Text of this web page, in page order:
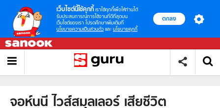
เว็บไซต์นี้ใช้คุกกี้ เราใช้คุกกี้เพื่อให้ท่านได้
รับประสบการณ์การใช้งานที่ดีที่สุดบน
เว็บไซต์ของเรา โปรดศึกษาเพิ่มเติมที่
นโยบายความเป็นส่วนตัว และ นโยบายคุกกี้
ตกลง
จอห์นนี ไวส์สมุลเลอร์ เสียชีวิต